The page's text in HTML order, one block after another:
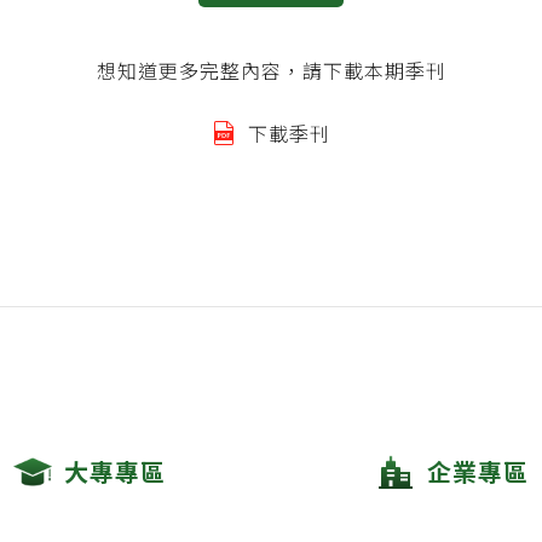
想知道更多完整內容，請下載本期季刊
下載季刊
大專專區 企業專區